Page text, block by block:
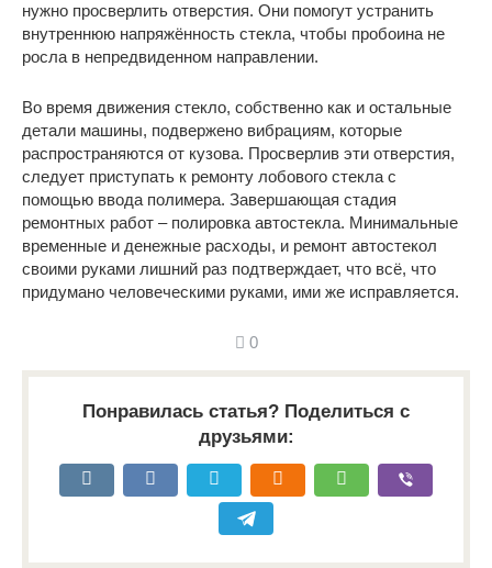
нужно просверлить отверстия. Они помогут устранить
внутреннюю напряжённость стекла, чтобы пробоина не
росла в непредвиденном направлении.
Во время движения стекло, собственно как и остальные
детали машины, подвержено вибрациям, которые
распространяются от кузова. Просверлив эти отверстия,
следует приступать к ремонту лобового стекла с
помощью ввода полимера. Завершающая стадия
ремонтных работ – полировка автостекла. Минимальные
временные и денежные расходы, и ремонт автостекол
своими руками лишний раз подтверждает, что всё, что
придумано человеческими руками, ими же исправляется.
0
Понравилась статья? Поделиться с
друзьями: